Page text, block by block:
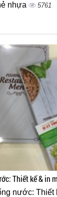
nhựa 5761
Thiết kế & in
nước: Thiết